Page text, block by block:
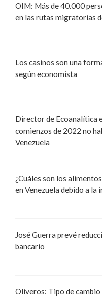
OIM: Más de 40.000
en las rutas migratorias
Los casinos son una
según economista
Director de Ecoanalítica
comienzos de 2022 no
Venezuela
¿Cuáles son los
en Venezuela debido a la
José Guerra prevé
bancario
Oliveros: Tipo de